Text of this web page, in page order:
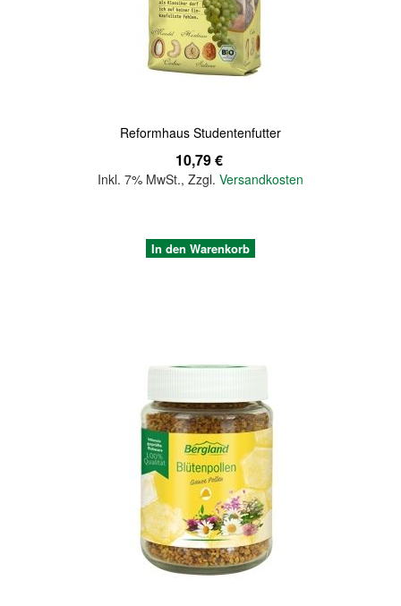
Reformhaus Studentenfutter
10,79 €
Inkl. 7% MwSt., Zzgl. Versandkosten
In den Warenkorb